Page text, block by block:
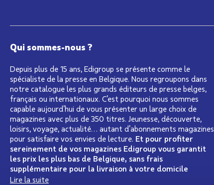
Qui sommes-nous ?
Depuis plus de 15 ans, Edigroup se présente comme le
spécialiste de la presse en Belgique. Nous regroupons dans
notre catalogue les plus grands éditeurs de presse belges,
français ou internationaux. C’est pourquoi nous sommes
capable aujourd’hui de vous présenter un large choix de
magazines avec plus de 350 titres. Jeunesse, découverte,
loisirs, voyage, actualité… autant d’abonnements magazines
pour satisfaire vos envies de lecture. Et pour profiter
sereinement de vos magazines Edigroup vous garantit
les prix les plus bas de Belgique, sans frais
supplémentaire pour la livraison à votre domicile
Lire la suite